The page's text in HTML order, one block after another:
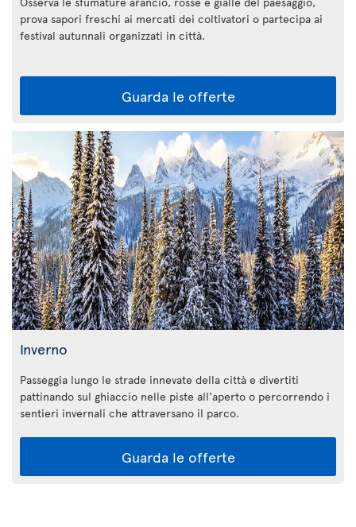
prova sapori freschi ai mercati dei coltivatori o partecipa ai
festival autunnali organizzati in città.
Guarda le offerte
Inverno
Passeggia lungo le strade innevate della città e divertiti
pattinando sul ghiaccio nelle piste all'aperto o percorrendo i
sentieri invernali che attraversano il parco.
Guarda le offerte